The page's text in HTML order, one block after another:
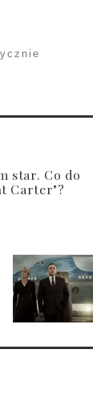
star. Co do
Carter"?